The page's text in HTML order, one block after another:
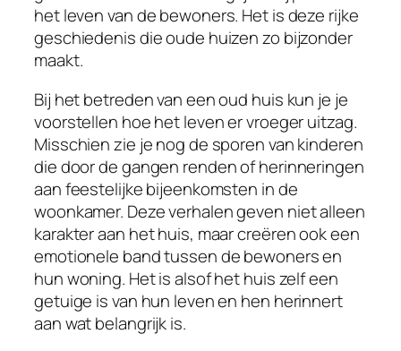
het leven van de bewoners. Het is deze rijke
geschiedenis die oude huizen zo bijzonder
maakt.
Bij het betreden van een oud huis kun je je
voorstellen hoe het leven er vroeger uitzag.
Misschien zie je nog de sporen van kinderen
die door de gangen renden of herinneringen
aan feestelijke bijeenkomsten in de
woonkamer. Deze verhalen geven niet alleen
karakter aan het huis, maar creëren ook een
emotionele band tussen de bewoners en
hun woning. Het is alsof het huis zelf een
getuige is van hun leven en hen herinnert
aan wat belangrijk is.